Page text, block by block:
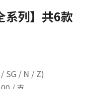
系列】共6款
SG / N / Z)